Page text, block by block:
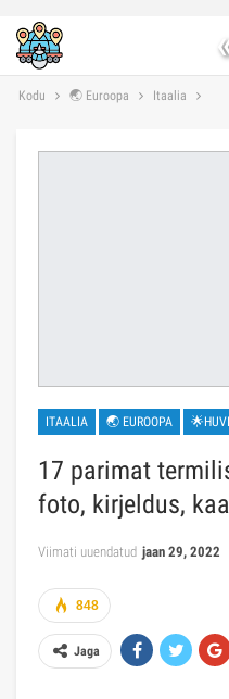
Kodu 🌏 Euroopa Itaalia
ITAALIA 🌏 EUROOPA
17 parimat
foto, kirjeldus,
Viimati uuendatud jaan 29, 2022
848
Jaga